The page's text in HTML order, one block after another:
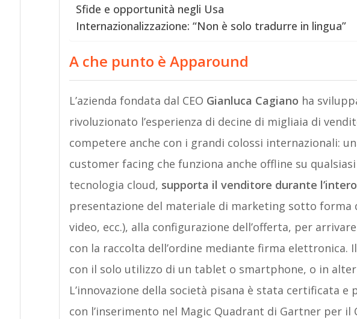
Sfide e opportunità negli Usa
Internazionalizzazione: “Non è solo tradurre in lingua”
A che punto è Apparound
L’azienda fondata dal CEO Gianluca Cagiano ha
rivoluzionato l’esperienza di decine di migliaia di
competere anche con i grandi colossi internazionali:
customer facing che funziona anche offline su
tecnologia cloud, supporta il venditore durante
presentazione del materiale di marketing sotto
video, ecc.), alla configurazione dell’offerta, per
con la raccolta dell’ordine mediante firma
con il solo utilizzo di un tablet o smartphone, o in
L’innovazione della società pisana è stata certificata e
con l’inserimento nel Magic Quadrant di Gartner per il